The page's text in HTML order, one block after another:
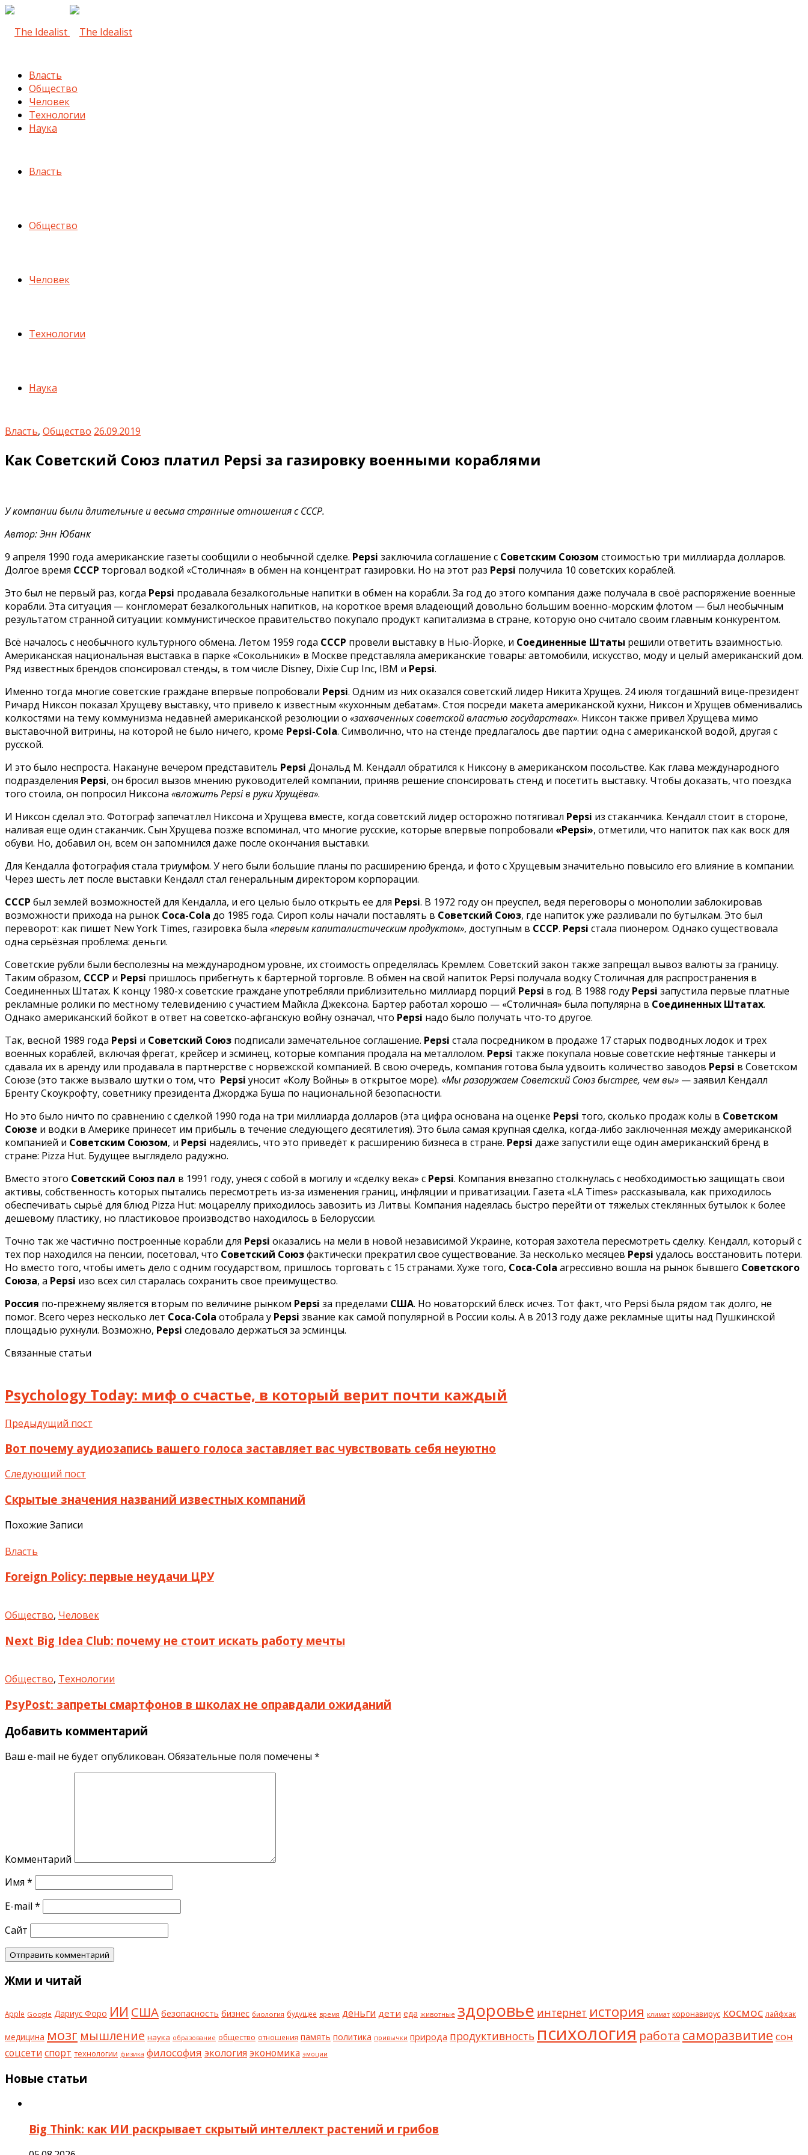
Власть
Общество
Человек
Технологии
Наука
Власть
Общество
Человек
Технологии
Наука
Власть, Общество 26.09.2019
Как Советский Союз платил Pepsi за газировку военными кораблями
У компании были длительные и весьма странные отношения с СССР.
Автор: Энн Юбанк
9 апреля 1990 года американские газеты сообщили о необычной сделке. Pepsi заключила соглашение с Советским Союзом стоимостью три миллиарда долларов.
Долгое время СССР торговал водкой «Столичная» в обмен на концентрат газировки. Но на этот раз Pepsi получила 10 советских кораблей.
Это был не первый раз, когда Pepsi продавала безалкогольные напитки в обмен на корабли. За год до этого компания даже получала в своё распоряжение военные
корабли. Эта ситуация — конгломерат безалкогольных напитков, на короткое время владеющий довольно большим военно-морским флотом — был необычным
результатом странной ситуации: коммунистическое правительство покупало продукт капитализма в стране, которую оно считало своим главным конкурентом.
Всё началось с необычного культурного обмена. Летом 1959 года СССР провели выставку в Нью-Йорке, и Соединенные Штаты решили ответить взаимностью.
Американская национальная выставка в парке «Сокольники» в Москве представляла американские товары: автомобили, искусство, моду и целый американский дом.
Ряд известных брендов спонсировал стенды, в том числе Disney, Dixie Cup Inc, IBM и Pepsi.
Именно тогда многие советские граждане впервые попробовали Pepsi. Одним из них оказался советский лидер Никита Хрущев. 24 июля тогдашний вице-президент
Ричард Никсон показал Хрущеву выставку, что привело к известным «кухонным дебатам». Стоя посреди макета американской кухни, Никсон и Хрущев обменивались
колкостями на тему коммунизма недавней американской резолюции о «захваченных советской властью государствах». Никсон также привел Хрущева мимо
выставочной витрины, на которой не было ничего, кроме Pepsi-Cola. Символично, что на стенде предлагалось две партии: одна с американской водой, другая с
русской.
И это было неспроста. Накануне вечером представитель Pepsi Дональд М. Кендалл обратился к Никсону в американском посольстве. Как глава международного
подразделения Pepsi, он бросил вызов мнению руководителей компании, приняв решение спонсировать стенд и посетить выставку. Чтобы доказать, что поездка
того стоила, он попросил Никсона «вложить Pepsi в руки Хрущёва».
И Никсон сделал это. Фотограф запечатлел Никсона и Хрущева вместе, когда советский лидер осторожно потягивал Pepsi из стаканчика. Кендалл стоит в стороне,
наливая еще один стаканчик. Сын Хрущева позже вспоминал, что многие русские, которые впервые попробовали «Pepsi», отметили, что напиток пах как воск для
обуви. Но, добавил он, всем он запомнился даже после окончания выставки.
Для Кендалла фотография стала триумфом. У него были большие планы по расширению бренда, и фото с Хрущевым значительно повысило его влияние в компании.
Через шесть лет после выставки Кендалл стал генеральным директором корпорации.
СССР был землей возможностей для Кендалла, и его целью было открыть ее для Pepsi. В 1972 году он преуспел, ведя переговоры о монополии заблокировав
возможности прихода на рынок Coca-Cola до 1985 года. Сироп колы начали поставлять в Советский Союз, где напиток уже разливали по бутылкам. Это был
переворот: как пишет New York Times, газировка была «первым капиталистическим продуктом», доступным в СССР. Pepsi стала пионером. Однако существовала
одна серьёзная проблема: деньги.
Советские рубли были бесполезны на международном уровне, их стоимость определялась Кремлем. Советский закон также запрещал вывоз валюты за границу.
Таким образом, СССР и Pepsi пришлось прибегнуть к бартерной торговле. В обмен на свой напиток Pepsi получала водку Столичная для распространения в
Соединенных Штатах. К концу 1980-х советские граждане употребляли приблизительно миллиард порций Pepsi в год. В 1988 году Pepsi запустила первые платные
рекламные ролики по местному телевидению с участием Майкла Джексона. Бартер работал хорошо — «Столичная» была популярна в Соединенных Штатах.
Однако американский бойкот в ответ на советско-афганскую войну означал, что Pepsi надо было получать что-то другое.
Так, весной 1989 года Pepsi и Советский Союз подписали замечательное соглашение. Pepsi стала посредником в продаже 17 старых подводных лодок и трех
военных кораблей, включая фрегат, крейсер и эсминец, которые компания продала на металлолом. Pepsi также покупала новые советские нефтяные танкеры и
сдавала их в аренду или продавала в партнерстве с норвежской компанией. В свою очередь, компания готова была удвоить количество заводов Pepsi в Советском
Союзе (это также вызвало шутки о том, что Pepsi уносит «Колу Войны» в открытое море). «Мы разоружаем Советский Союз быстрее, чем вы» — заявил Кендалл
Бренту Скоукрофту, советнику президента Джорджа Буша по национальной безопасности.
Но это было ничто по сравнению с сделкой 1990 года на три миллиарда долларов (эта цифра основана на оценке Pepsi того, сколько продаж колы в Советском
Союзе и водки в Америке принесет им прибыль в течение следующего десятилетия). Это была самая крупная сделка, когда-либо заключенная между американской
компанией и Советским Союзом, и Pepsi надеялись, что это приведёт к расширению бизнеса в стране. Pepsi даже запустили еще один американский бренд в
стране: Pizza Hut. Будущее выглядело радужно.
Вместо этого Советский Союз пал в 1991 году, унеся с собой в могилу и «сделку века» с Pepsi. Компания внезапно столкнулась с необходимостью защищать свои
активы, собственность которых пытались пересмотреть из-за изменения границ, инфляции и приватизации. Газета «LA Times» рассказывала, как приходилось
обеспечивать сырьё для блюд Pizza Hut: моцареллу приходилось завозить из Литвы. Компания надеялась быстро перейти от тяжелых стеклянных бутылок к более
дешевому пластику, но пластиковое производство находилось в Белоруссии.
Точно так же частично построенные корабли для Pepsi оказались на мели в новой независимой Украине, которая захотела пересмотреть сделку. Кендалл, который с
тех пор находился на пенсии, посетовал, что Советский Союзфактически прекратил свое существование. За несколько месяцев Pepsi удалось восстановить потери.
Но вместо того, чтобы иметь дело с одним государством, пришлось торговать с 15 странами. Хуже того, Coca-Cola агрессивно вошла на рынок бывшего Советского
Союза, а Pepsi изо всех сил старалась сохранить свое преимущество.
Россия по-прежнему является вторым по величине рынком Pepsi за пределами США. Но новаторский блеск исчез. Тот факт, что Pepsi была рядом так долго, не
помог. Всего через несколько лет Coca-Cola отобрала у Pepsi звание как самой популярной в России колы. А в 2013 году даже рекламные щиты над Пушкинской
площадью рухнули. Возможно, Pepsi следовало держаться за эсминцы.
Связанные статьи
Psychology Today: миф о счастье, в который верит почти каждый
Предыдущий пост
Вот почему аудиозапись вашего голоса заставляет вас чувствовать себя неуютно
Следующий пост
Скрытые значения названий известных компаний
Похожие Записи
Власть
Foreign Policy: первые неудачи ЦРУ
Общество, Человек
Next Big Idea Club: почему не стоит искать работу мечты
Общество, Технологии
PsyPost: запреты смартфонов в школах не оправдали ожиданий
Добавить комментарий
Ваш e-mail не будет опубликован. Обязательные поля помечены *
Комментарий
Имя *
E-mail *
Сайт
Жми и читай
Apple Google Дариус Форо ИИ США безопасность бизнес биология будущее время деньги дети еда животные здоровье интернет история климат коронавирус космос лайфхак
медицина мозг мышление наука образование общество отношения память политика привычки природа продуктивность психология работа саморазвитие сон
соцсети спорт технологии физика философия экология экономика эмоции
Новые статьи
Big Think: как ИИ раскрывает скрытый интеллект растений и грибов